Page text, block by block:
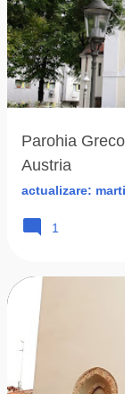
Parohia
Austria
actualizare:
1